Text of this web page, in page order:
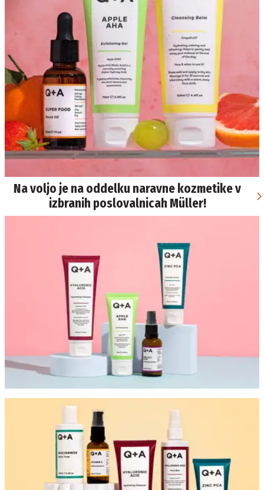
Na voljo je na oddelku naravne kozmetike v
izbranih poslovalnicah Müller!